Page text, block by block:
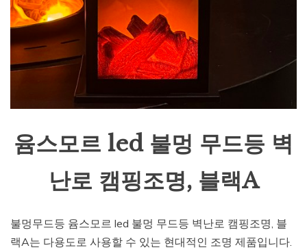
윰스모르 led 불멍 무드등 벽
난로 캠핑조명, 블랙A
불멍무드등 윰스모르 led 불멍 무드등 벽난로 캠핑조명, 블
랙A는 다용도로 사용할 수 있는 현대적인 조명 제품입니다.